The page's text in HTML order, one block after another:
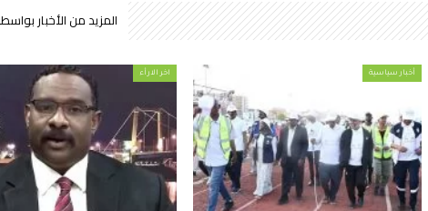
المزيد من الأخبار
أخبار سياسية اخر الارأء